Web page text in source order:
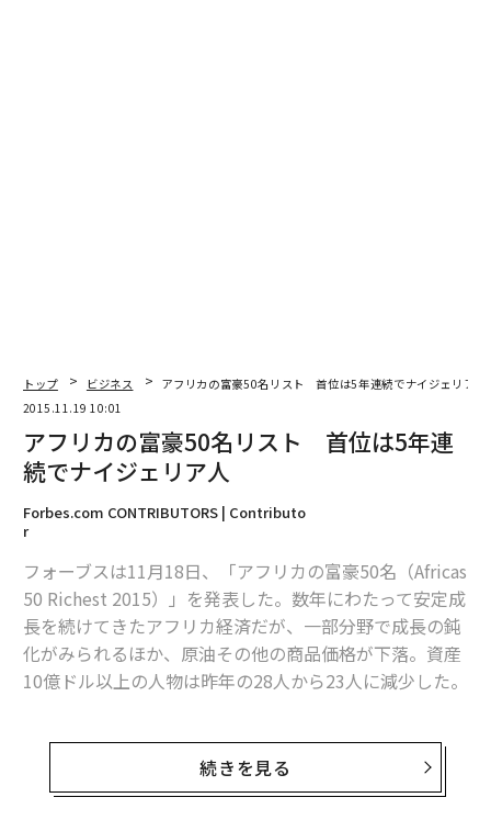
最新号の購入はこちらから
関連記事
アフリカの富豪50名リスト 首位は5年連続でナイジェリア人
米「40歳以下で最もリッチな起業家」ランキング 最年少は23歳
トップ ビジネス
アフリカの富豪50名リスト 首位は5年連続でナイジェリア人
2015.11.19 10:01
アフリカの富豪50名リスト 首位は5年連
続でナイジェリア人
Forbes.com CONTRIBUTORS | Contributo
r
フォーブスは11月18日、「アフリカの富豪50名（Africas
50 Richest 2015）」を発表した。数年にわたって安定成
長を続けてきたアフリカ経済だが、一部分野で成長の鈍
化がみられるほか、原油その他の商品価格が下落。資産
10億ドル以上の人物は昨年の28人から23人に減少した。
5年連続でトップの座を維持したのは、ナイジェリアの
ダンゴート・グループを率いるアリコ・ダンゴートCE
続きを見る